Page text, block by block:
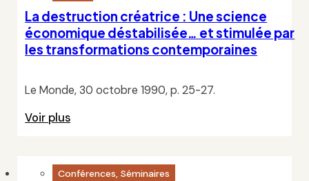
La destruction créatrice : Une science
économique déstabilisée… et stimulée par
les transformations contemporaines
Le Monde, 30 octobre 1990, p. 25-27.
Voir plus
Conférences, Séminaires